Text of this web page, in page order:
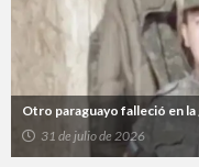
Otro paraguayo falleció en
31 de julio de 2026